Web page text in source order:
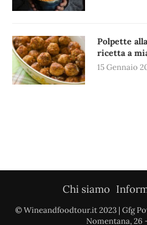
Polpette
ricetta a
15 Gennaio
Chi siamo
© Wineandfoodtour.it 2023 | Gfg
Nomentana, 26